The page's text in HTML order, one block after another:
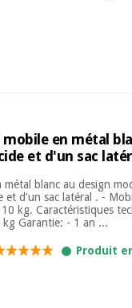
en métal
et d'un sac
métal blanc au design
et d'un sac latéral . -
kg. Caractéristiques
kg Garantie: - 1 an ...
Produit